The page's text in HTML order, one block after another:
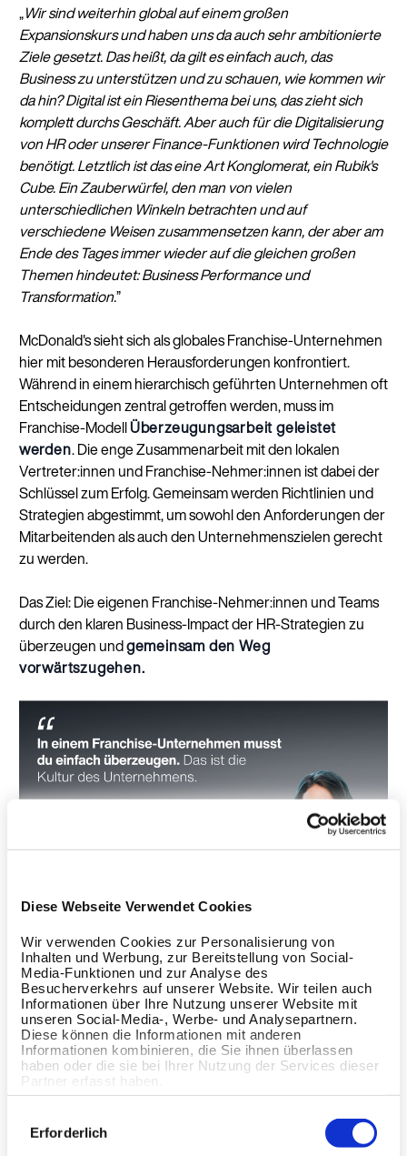
Diese Webseite Verwendet Cookies
Wir verwenden Cookies zur Personalisierung von
Inhalten und Werbung, zur Bereitstellung von Social-
Media-Funktionen und zur Analyse des
Besucherverkehrs auf unserer Website. Wir teilen auch
Informationen über Ihre Nutzung unserer Website mit
unseren Social-Media-, Werbe- und Analysepartnern.
Diese können die Informationen mit anderen
Informationen kombinieren, die Sie ihnen überlassen
haben oder die sie bei Ihrer Nutzung der Services dieser
Partner erfasst haben.
Erforderlich
„Wir sind weiterhin global auf einem großen
Expansionskurs und haben uns da auch sehr ambitionierte
Ziele gesetzt. Das heißt, da gilt es einfach auch, das
Business zu unterstützen und zu schauen, wie kommen wir
da hin? Digital ist ein Riesenthema bei uns, das zieht sich
komplett durchs Geschäft. Aber auch für die Digitalisierung
von HR oder unserer Finance-Funktionen wird Technologie
benötigt. Letztlich ist das eine Art Konglomerat, ein Rubik's
Cube. Ein Zauberwürfel, den man von vielen
unterschiedlichen Winkeln betrachten und auf
verschiedene Weisen zusammensetzen kann, der aber am
Ende des Tages immer wieder auf die gleichen großen
Themen hindeutet: Business Performance und
Transformation.”
McDonald's sieht sich als globales Franchise-Unternehmen
hier mit besonderen Herausforderungen konfrontiert.
Während in einem hierarchisch geführten Unternehmen oft
Entscheidungen zentral getroffen werden, muss im
Franchise-ModellÜberzeugungsarbeit geleistet
werden. Die enge Zusammenarbeit mit den lokalen
Vertreter:innen und Franchise-Nehmer:innen ist dabei der
Schlüssel zum Erfolg. Gemeinsam werden Richtlinien und
Strategien abgestimmt, um sowohl den Anforderungen der
Mitarbeitenden als auch den Unternehmenszielen gerecht
zu werden.
Das Ziel: Die eigenen Franchise-Nehmer:innen und Teams
durch den klaren Business-Impact der HR-Strategien zu
überzeugen undgemeinsam den Weg
vorwärtszugehen.
Entgelttransparenz: Ein globales
Commitment
Ein Kernthema der strategischen Neuausrichtung sind die
Rewards des Unternehmens, also die Kombination von
Vergütungen und Benefits für Mitarbeitende. Statt diese als
um den Unternehmenserfolg langfristig zu sichern.